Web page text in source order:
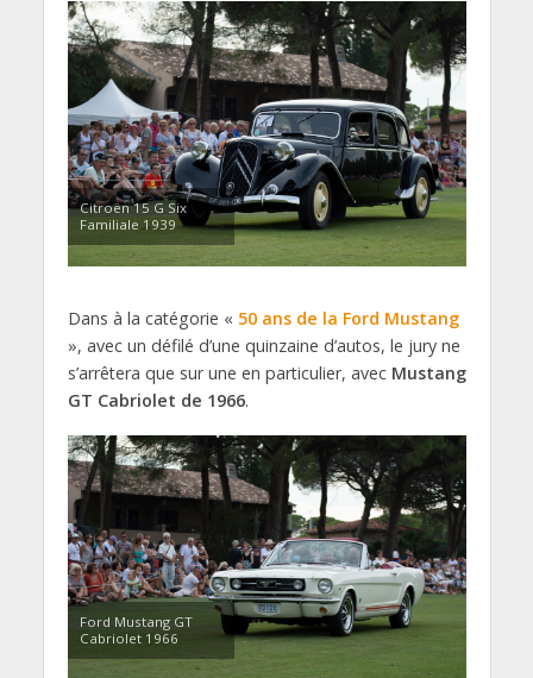
Citroën 15 G Six
Familiale 1939
Dans à la catégorie « 50 ans de la Ford Mustang
», avec un défilé d’une quinzaine d’autos, le jury ne
s’arrêtera que sur une en particulier, avec Mustang
GT Cabriolet de 1966.
Ford Mustang GT
Cabriolet 1966